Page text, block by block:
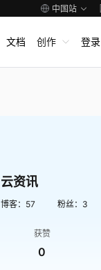
中国站
文档 创作 登录
云资讯
博客： 57 粉丝： 3
获赞
0